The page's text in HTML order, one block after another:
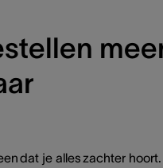
dat je alles zachter hoort.